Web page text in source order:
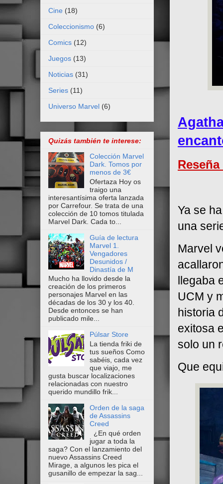
Ya se
una
Marvel
llegaba
UCM y
historia
exitosa
solo un
Que
Cine (18)
Coleccionismo (6)
Comics (12)
Juegos (13)
Noticias (31)
Series (11)
Universo Marvel (6)
Quizás también te interese:
Colección Marvel
Dark. Tomos por
menos de 3€
Ofertaza Hoy os
traigo una
interesantísima oferta lanzada
por Carrefour. Se trata de una
colección de 10 tomos titulada
Marvel Dark. Cada to...
Guía de lectura
Marvel 1.
Vengadores
Desunidos /
Dinastía de M
Mucho ha llovido desde la
creación de los primeros
personajes Marvel en las
décadas de los 30 y los 40.
Desde entonces se han
publicado mile...
Púlsar Store
La tienda friki de
tus sueños Como
sabéis, cada vez
que viajo, me
gusta buscar localizaciones
relacionadas con nuestro
querido mundillo frik...
Orden de la saga
de Assassins
Creed
¿En qué orden
jugar a toda la
saga? Con el lanzamiento del
nuevo Assassins Creed
Mirage, a algunos les pica el
gusanillo de empezar la sag...